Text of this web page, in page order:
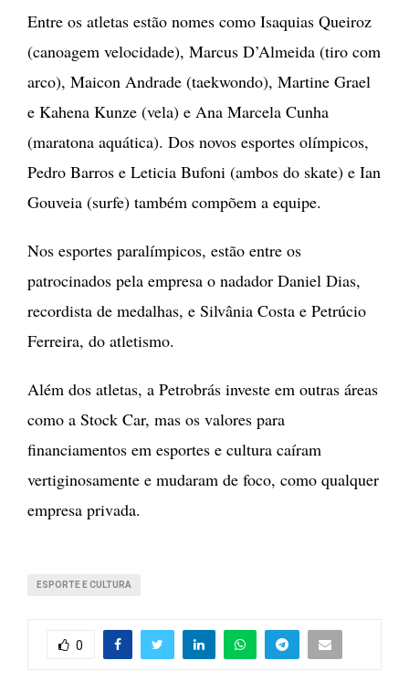
Entre os atletas estão nomes como Isaquias Queiroz
(canoagem velocidade), Marcus D’Almeida (tiro com
arco), Maicon Andrade (taekwondo), Martine Grael
e Kahena Kunze (vela) e Ana Marcela Cunha
(maratona aquática). Dos novos esportes olímpicos,
Pedro Barros e Leticia Bufoni (ambos do skate) e Ian
Gouveia (surfe) também compõem a equipe.
Nos esportes paralímpicos, estão entre os
patrocinados pela empresa o nadador Daniel Dias,
recordista de medalhas, e Silvânia Costa e Petrúcio
Ferreira, do atletismo.
Além dos atletas, a Petrobrás investe em outras áreas
como a Stock Car, mas os valores para
financiamentos em esportes e cultura caíram
vertiginosamente e mudaram de foco, como qualquer
empresa privada.
ESPORTE E CULTURA
0